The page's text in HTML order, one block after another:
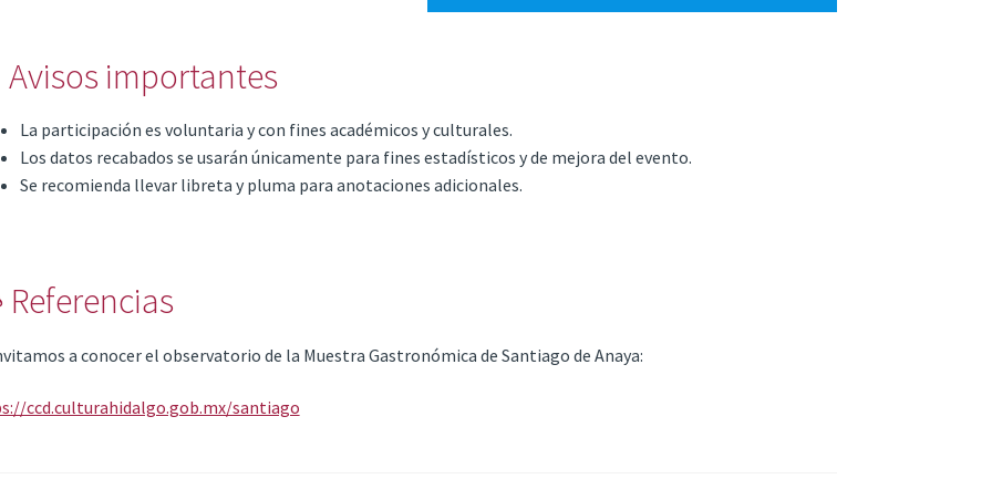
Avisos importantes
La participación es voluntaria y con fines académicos y culturales.
Los datos recabados se usarán únicamente para fines estadísticos y de mejora del evento.
Se recomienda llevar libreta y pluma para anotaciones adicionales.
a conocer el observatorio de la Muestra Gastronómica de Santiago de Anaya:
ccd.culturahidalgo.gob.mx/santiago